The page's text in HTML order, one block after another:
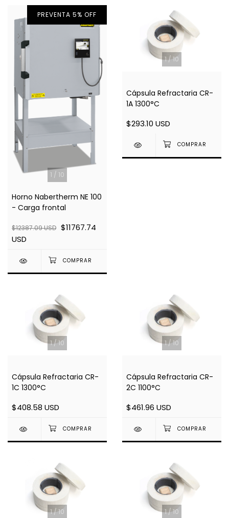
1 / 10
PREVENTA 5% OFF
Horno Nabertherm NE 100
- Carga frontal
$12387.09 USD $11767.74
USD
1/10
Cápsula Refractaria CR-
1A 1300°C
$293.10 USD
1/10
Cápsula Refractaria CR-
1C 1300°C
$408.58 USD
1/10
Cápsula Refractaria CR-
2C 1100°C
$461.96 USD
1/10 1/10